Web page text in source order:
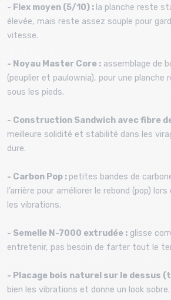
- Flex moyen (5/10) : la planche reste
élevée, mais reste assez souple pour
vitesse.
- Noyau Master Core : assemblage de
(peuplier et paulownia), pour une planche
sous les pieds.
- Construction Sandwich avec fibre
meilleure solidité et stabilité dans les
dure.
- Carbon Pop : petites bandes de
l’arrière pour améliorer le rebond (pop)
les vibrations.
- Semelle N-7000 extrudée : glisse
entretenir, pas besoin de farter tout le
- Placage bois naturel sur le dessus
bien les vibrations et donne un look sobre.